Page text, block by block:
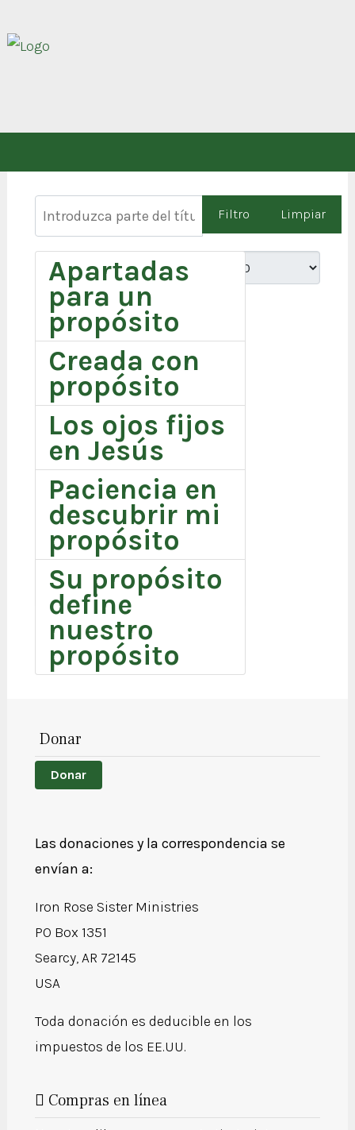
Introduzca parte del título Filtro Limpiar
Cantidad
Apartadas
para un
propósito
Creada con
propósito
Los ojos fijos
en Jesús
Paciencia en
descubrir mi
propósito
Su propósito
define
nuestro
propósito
Donar
Donar
Las donaciones y la correspondencia se
envían a:
Iron Rose Sister Ministries
PO Box 1351
Searcy, AR 72145
USA
Toda donación es deducible en los
impuestos de los EE.UU.
Compras en línea